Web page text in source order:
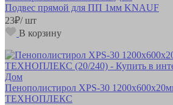
Подвес прямой для ПП 1мм KNAUF
23₽/ шт
В корзину
Пенополистирол XPS-30
ТЕХНОПЛЕКС